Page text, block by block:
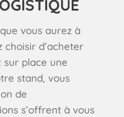
vous aurez à
d’acheter
place une
stand, vous
de
s’offrent à vous